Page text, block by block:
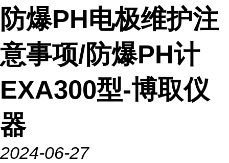
防爆PH电极维护注
意事项/防爆PH计
EXA300型-博取仪
器
2024-06-27